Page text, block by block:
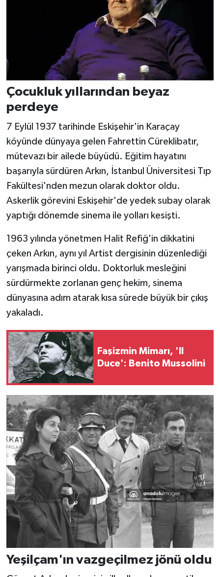
Çocukluk yıllarından beyaz
perdeye
7 Eylül 1937 tarihinde Eskişehir'in Karaçay
köyünde dünyaya gelen Fahrettin Cüreklibatır,
mütevazı bir ailede büyüdü. Eğitim hayatını
başarıyla sürdüren Arkın, İstanbul Üniversitesi Tıp
Fakültesi'nden mezun olarak doktor oldu.
Askerlik görevini Eskişehir'de yedek subay olarak
yaptığı dönemde sinema ile yolları kesişti.
1963 yılında yönetmen Halit Refiğ'in dikkatini
çeken Arkın, aynı yıl Artist dergisinin düzenlediği
yarışmada birinci oldu. Doktorluk mesleğini
sürdürmekte zorlanan genç hekim, sinema
dünyasına adım atarak kısa sürede büyük bir çıkış
yakaladı.
Faşizmin Mimarı, 'Il
Duce': Benito Mussolini
Yeşilçam'ın vazgeçilmez jönü oldu